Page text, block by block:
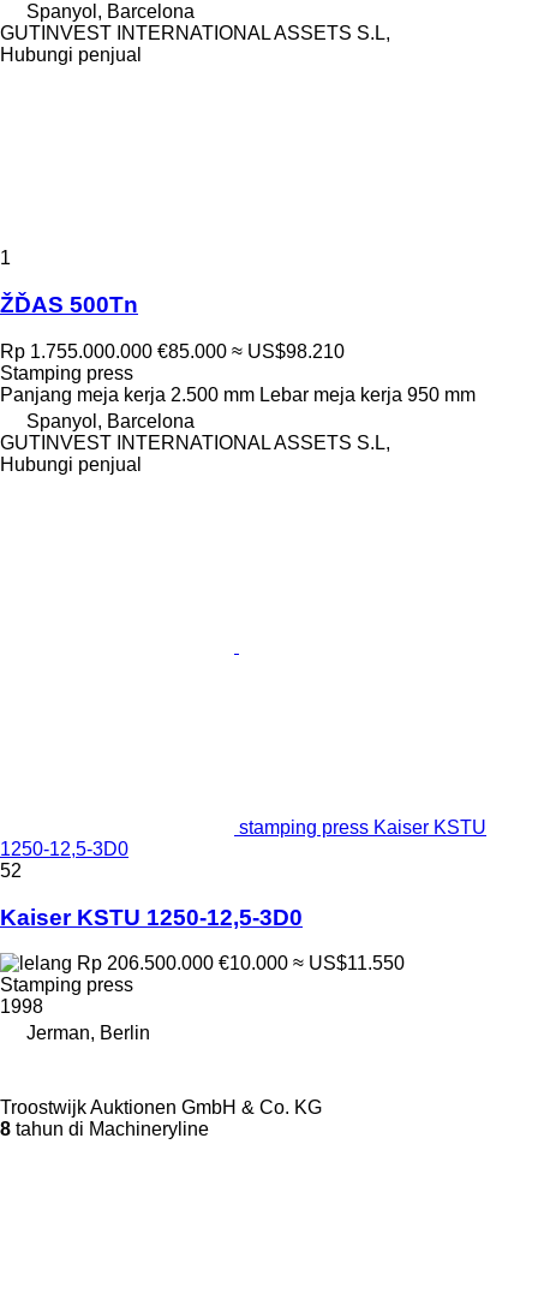
Spanyol, Barcelona
GUTINVEST INTERNATIONAL ASSETS S.L,
Hubungi penjual
1
ŽĎAS 500Tn
Rp 1.755.000.000 €85.000 ≈ US$98.210
Stamping press
Panjang meja kerja 2.500 mm Lebar meja kerja 950 mm
Spanyol, Barcelona
GUTINVEST INTERNATIONAL ASSETS S.L,
Hubungi penjual
stamping press Kaiser KSTU
1250-12,5-3D0
52
Kaiser KSTU 1250-12,5-3D0
Rp 206.500.000 €10.000 ≈ US$11.550
Stamping press
1998
Jerman, Berlin
Troostwijk Auktionen GmbH & Co. KG
8 tahun di Machineryline